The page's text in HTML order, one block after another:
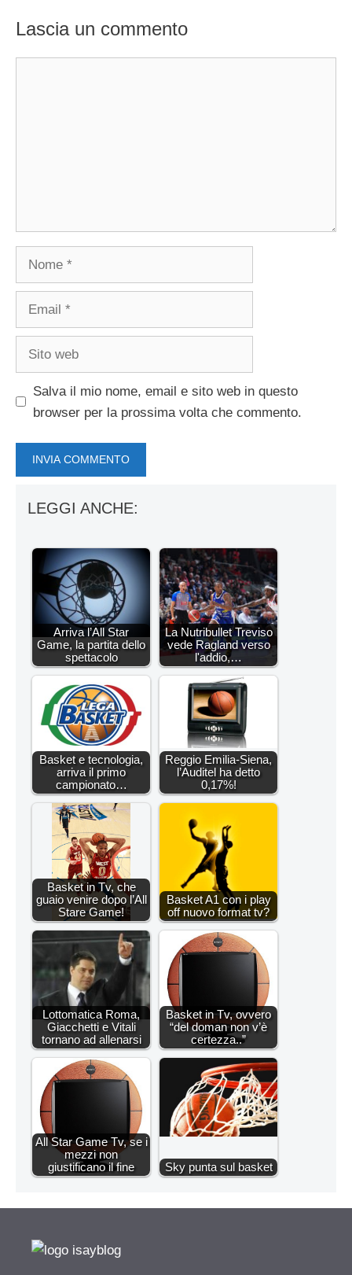
Lascia un commento
Salva il mio nome, email e sito web in questo
browser per la prossima volta che commento.
LEGGI ANCHE:
Arriva l’All Star
Game, la partita dello
spettacolo
La Nutribullet Treviso
vede Ragland verso
l'addio,…
Basket e tecnologia,
arriva il primo
campionato…
Reggio Emilia-Siena,
l’Auditel ha detto
0,17%!
Basket in Tv, che
guaio venire dopo l’All
Stare Game!
Basket A1 con i play
off nuovo format tv?
Lottomatica Roma,
Giacchetti e Vitali
tornano ad allenarsi
Basket in Tv, ovvero
“del doman non v’è
certezza..”
All Star Game Tv, se i
mezzi non
giustificano il fine
Sky punta sul basket